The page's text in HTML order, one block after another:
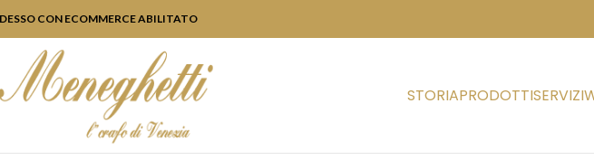
CON ECOMMERCE ABILITATO
STORIAPRODOTTISERVIZI